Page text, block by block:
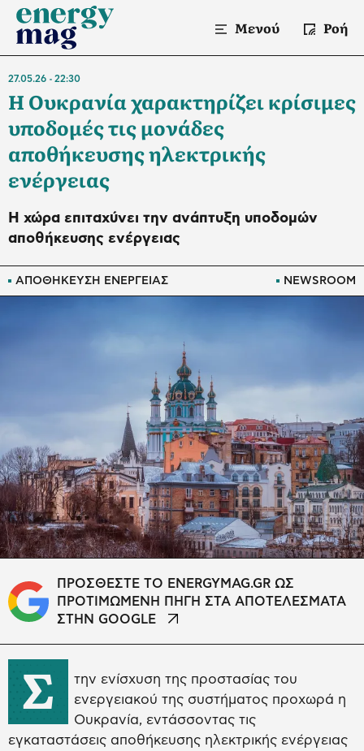
Μενού Ροή
ΑΠΟΘΗΚΕΥΣΗ ΕΝΕΡΓΕΙΑΣ NEWSROOM
27.05.26 22:30
Η Ουκρανία χαρακτηρίζει κρίσιμες
υποδομές τις μονάδες
αποθήκευσης ηλεκτρικής
ενέργειας
Η χώρα επιταχύνει την ανάπτυξη υποδομών
αποθήκευσης ενέργειας
ΠΡΟΣΘΕΣΤΕ ΤΟ ENERGYMAG.GR ΩΣ
ΠΡΟΤΙΜΩΜΕΝΗ ΠΗΓΗ ΣΤΑ ΑΠΟΤΕΛΕΣΜΑΤΑ
ΣΤΗΝ GOOGLE
Σ
την ενίσχυση της προστασίας του
ενεργειακού της συστήματος προχωρά η
Ουκρανία, εντάσσοντας τις
εγκαταστάσεις αποθήκευσης ηλεκτρικής ενέργειας